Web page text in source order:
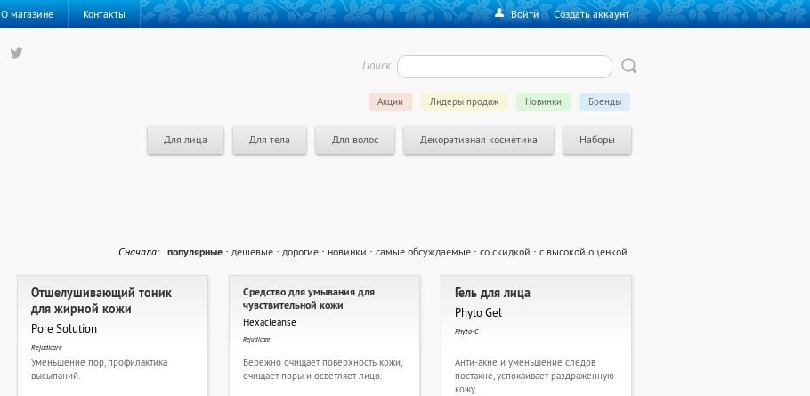
О магазине Контакты Войти·Создать аккаунт
Поиск
Бренды
Новинки
Лидеры продаж
Акции
Для лица Для тела Для волос Декоративная косметика Наборы
Cначала: популярные · дешевые · дорогие · новинки · самые обсуждаемые · со скидкой · с высокой оценкой
Отшелушивающий тоник
для жирной кожи
Pore Solution
Rejudicare
Уменьшение пор, профилактика
высыпаний.
Средство для умывания для
чувствительной кожи
Hexacleanse
Rejudicare
Бережно очищает поверхность кожи,
очищает поры и осветляет лицо.
Гель для лица
Phyto Gel
Phyto-C
Анти-акне и уменьшение следов
постакне, успокаивает раздраженную
кожу.